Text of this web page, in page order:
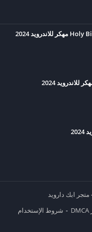
متجر ابك دارويد
شروط الإستخدام